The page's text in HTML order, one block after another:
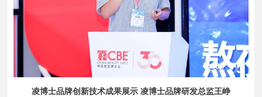
凌博士品牌创新技术成果展示 凌博士品牌研发总监王峥